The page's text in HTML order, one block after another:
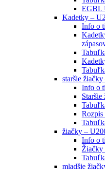
EGBL
Kadetky –
Info o
staršie
Info o
Rozpis
žiačky –
Info o
Žiačky
mladšie